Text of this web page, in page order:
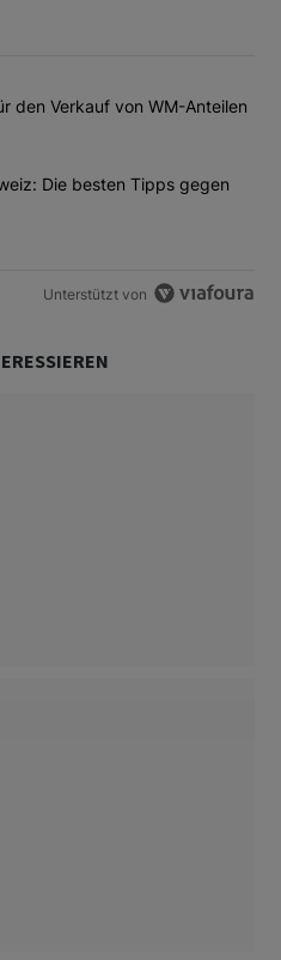
am meisten kommentierten
"Fifa verwirft Pläne für den
den Verkauf von WM-Anteilen
in der Schweiz: Die
Die besten Tipps gegen
Unterstützt von